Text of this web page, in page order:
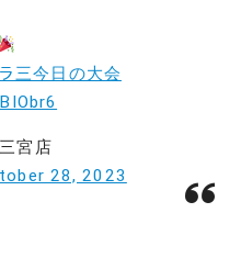
三今日の大会
宮店
28, 2023